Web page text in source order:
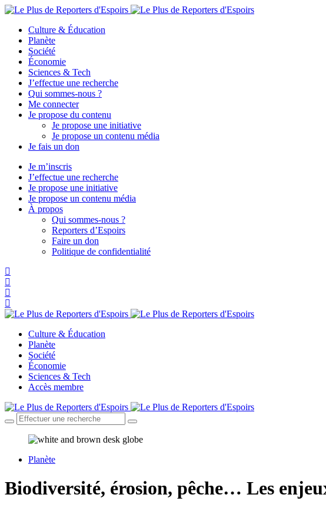
Culture & Éducation
Planète
Société
Économie
Sciences & Tech
J’effectue une recherche
Qui sommes-nous ?
Me connecter
Je propose du contenu
Je propose une initiative
Je propose un contenu média
Je fais un don
Je m’inscris
J’effectue une recherche
Je propose une initiative
Je propose un contenu média
À propos
Qui sommes-nous ?
Reporters d’Espoirs
Faire un don
Politique de confidentialité
Culture & Éducation
Planète
Société
Économie
Sciences & Tech
Accès membre
Planète
Biodiversité, érosion, pêche… Les